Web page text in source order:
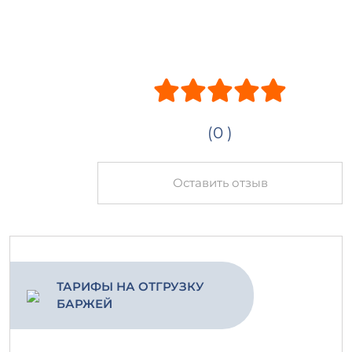
(0 )
Оставить отзыв
ТАРИФЫ НА ОТГРУЗКУ
БАРЖЕЙ